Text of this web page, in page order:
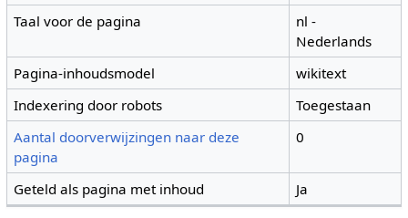
Taal voor de pagina
nl -
Nederlands
Pagina-inhoudsmodel
wikitext
Indexering door robots
Toegestaan
Aantal doorverwijzingen naar deze
pagina
0
Geteld als pagina met inhoud Ja